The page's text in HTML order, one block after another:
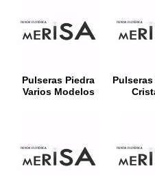
Pulseras Piedra
Varios Modelos